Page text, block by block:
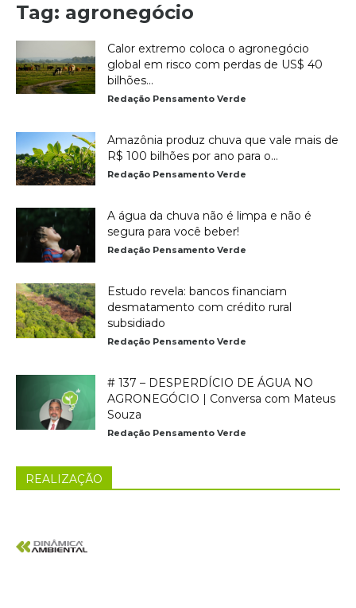
Tag: agronegócio
Calor extremo coloca o agronegócio
global em risco com perdas de US$ 40
bilhões...
Redação Pensamento Verde
Amazônia produz chuva que vale mais de
R$ 100 bilhões por ano para o...
Redação Pensamento Verde
A água da chuva não é limpa e não é
segura para você beber!
Redação Pensamento Verde
Estudo revela: bancos financiam
desmatamento com crédito rural
subsidiado
Redação Pensamento Verde
# 137 – DESPERDÍCIO DE ÁGUA NO
AGRONEGÓCIO | Conversa com Mateus
Souza
Redação Pensamento Verde
REALIZAÇÃO